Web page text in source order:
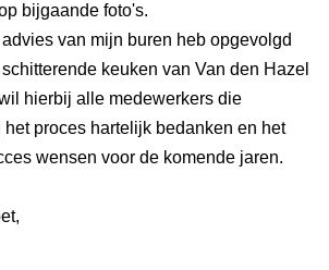
bijgaande foto's.
advies van mijn buren heb opgevolgd
keuken van Van den Hazel
hierbij alle medewerkers die
het proces hartelijk bedanken en het
wensen voor de komende jaren.